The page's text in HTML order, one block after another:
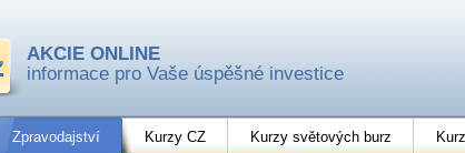
AKCIE ONLINE
informace pro Vaše úspěšné investice
Zpravodajství Kurzy CZ Kurzy světových burz